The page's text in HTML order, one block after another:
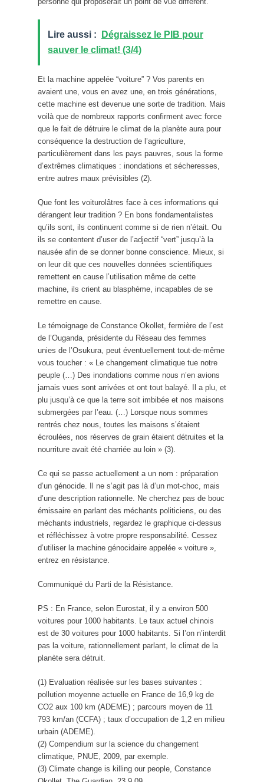
Lire aussi :
Dégraissez le PIB pour
sauver le climat! (3/4)
Et la machine appelée “voiture” ? Vos parents en
avaient une, vous en avez une, en trois générations,
cette machine est devenue une sorte de tradition. Mais
voilà que de nombreux rapports confirment avec force
que le fait de détruire le climat de la planète aura pour
conséquence la destruction de l’agriculture,
particulièrement dans les pays pauvres, sous la forme
d’extrêmes climatiques : inondations et sécheresses,
entre autres maux prévisibles (2).
Que font les voiturolâtres face à ces informations qui
dérangent leur tradition ? En bons fondamentalistes
qu’ils sont, ils continuent comme si de rien n’était. Ou
ils se contentent d’user de l’adjectif “vert” jusqu’à la
nausée afin de se donner bonne conscience. Mieux, si
on leur dit que ces nouvelles données scientifiques
remettent en cause l’utilisation même de cette
machine, ils crient au blasphème, incapables de se
remettre en cause.
Le témoignage de Constance Okollet, fermière de l’est
de l’Ouganda, présidente du Réseau des femmes
unies de l’Osukura, peut éventuellement tout-de-même
vous toucher : « Le changement climatique tue notre
peuple (…) Des inondations comme nous n’en avions
jamais vues sont arrivées et ont tout balayé. Il a plu, et
plu jusqu’à ce que la terre soit imbibée et nos maisons
submergées par l’eau. (…) Lorsque nous sommes
rentrés chez nous, toutes les maisons s’étaient
écroulées, nos réserves de grain étaient détruites et la
nourriture avait été charriée au loin » (3).
Ce qui se passe actuellement a un nom : préparation
d’un génocide. Il ne s’agit pas là d’un mot-choc, mais
d’une description rationnelle. Ne cherchez pas de bouc
émissaire en parlant des méchants politiciens, ou des
méchants industriels, regardez le graphique ci-dessus
et réfléchissez à votre propre responsabilité. Cessez
d’utiliser la machine génocidaire appelée « voiture »,
entrez en résistance.
Communiqué du Parti de la Résistance.
PS : En France, selon Eurostat, il y a environ 500
voitures pour 1000 habitants. Le taux actuel chinois
est de 30 voitures pour 1000 habitants. Si l’on n’interdit
pas la voiture, rationnellement parlant, le climat de la
planète sera détruit.
(1) Evaluation réalisée sur les bases suivantes :
pollution moyenne actuelle en France de 16,9 kg de
CO2 aux 100 km (ADEME) ; parcours moyen de 11
793 km/an (CCFA) ; taux d’occupation de 1,2 en milieu
urbain (ADEME).
(2) Compendium sur la science du changement
climatique, PNUE, 2009, par exemple.
(3) Climate change is killing our people, Constance